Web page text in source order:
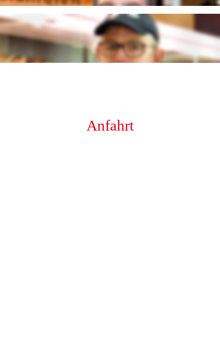
Klaus Seidelmann
Abteilungsleiter
Fleisch & Wurst
Anfahrt